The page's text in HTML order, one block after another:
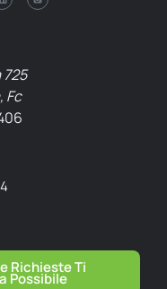
Fc
Richieste Ti
Possibile